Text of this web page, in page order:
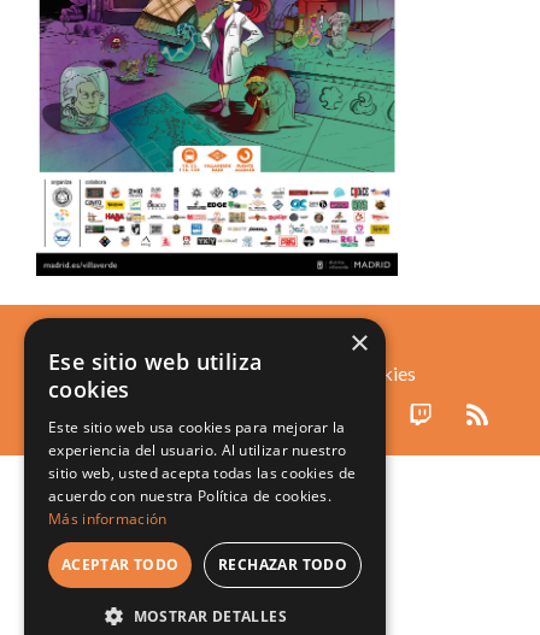
Política de privacidad Política de cookies
×
Ese sitio web utiliza
cookies
Este sitio web usa cookies para mejorar la
experiencia del usuario. Al utilizar nuestro
sitio web, usted acepta todas las cookies de
acuerdo con nuestra Política de cookies.
Más información
ACEPTAR TODO RECHAZAR TODO
MOSTRAR DETALLES